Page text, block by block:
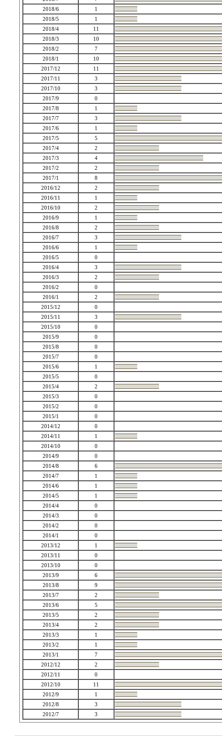
2018/6
1
2018/5
1
2018/4
11
2018/3
10
2018/2
7
2018/1
10
2017/12
11
2017/11
3
2017/10
3
2017/9
0
2017/8
1
2017/7
3
2017/6
1
2017/5
5
2017/4
2
2017/3
4
2017/2
2
2017/1
8
2016/12
2
2016/11
1
2016/10
2
2016/9
1
2016/8
2
2016/7
3
2016/6
1
2016/5
0
2016/4
3
2016/3
2
2016/2
0
2016/1
2
2015/12
0
2015/11
3
2015/10
0
2015/9
0
2015/8
0
2015/7
0
2015/6
1
2015/5
0
2015/4
2
2015/3
0
2015/2
0
2015/1
0
2014/12
0
2014/11
1
2014/10
0
2014/9
0
2014/8
6
2014/7
1
2014/6
1
2014/5
1
2014/4
0
2014/3
0
2014/2
0
2014/1
0
2013/12
1
2013/11
0
2013/10
0
2013/9
6
2013/8
9
2013/7
2
2013/6
5
2013/5
2
2013/4
2
2013/3
1
2013/2
1
2013/1
7
2012/12
2
2012/11
0
2012/10
11
2012/9
1
2012/8
3
2012/7
3